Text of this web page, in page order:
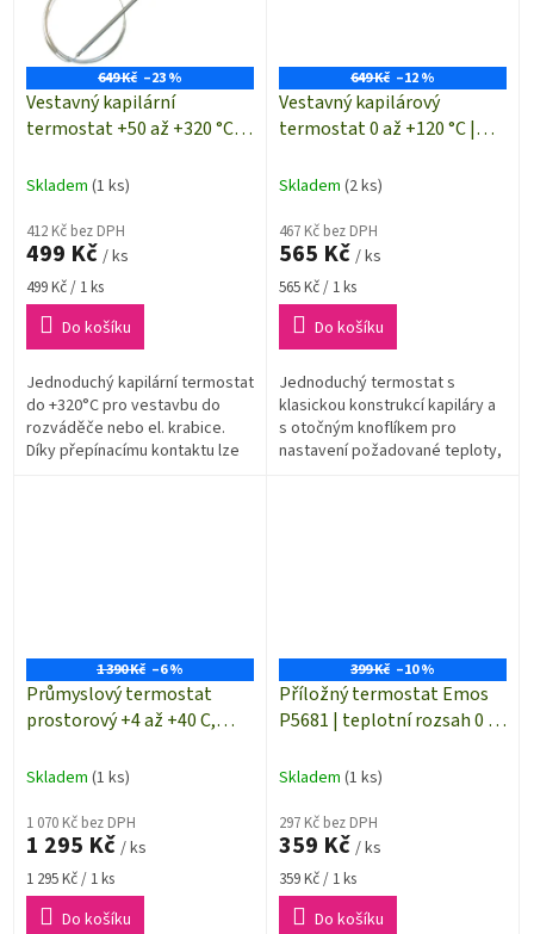
649 Kč –23 %
Vestavný kapilární
termostat +50 až +320 °C |
Skladem (1 ks)
412 Kč bez DPH
499 Kč / ks
Měrná
cena:
499 Kč / 1 ks
Do košíku
Jednoduchý kapilární termostat
do +320°C pro vestavbu do
rozváděče nebo el. krabice.
Díky přepínacímu kontaktu lze
649 Kč –12 %
Vestavný kapilárový
termostat 0 až +120 °C |
Skladem (2 ks)
467 Kč bez DPH
565 Kč / ks
Měrná
cena:
565 Kč / 1 ks
Do košíku
Jednoduchý termostat s
klasickou konstrukcí kapiláry a
s otočným knoflíkem pro
nastavení požadované teploty,
1 390 Kč –6 %
Průmyslový termostat
prostorový +4 až +40 C,
Skladem (1 ks)
1 070 Kč bez DPH
1 295 Kč / ks
Měrná
cena:
1 295 Kč / 1 ks
Do košíku
399 Kč –10 %
Příložný termostat Emos
P5681 | teplotní rozsah 0 až
Skladem (1 ks)
297 Kč bez DPH
359 Kč / ks
Měrná
cena:
359 Kč / 1 ks
Do košíku